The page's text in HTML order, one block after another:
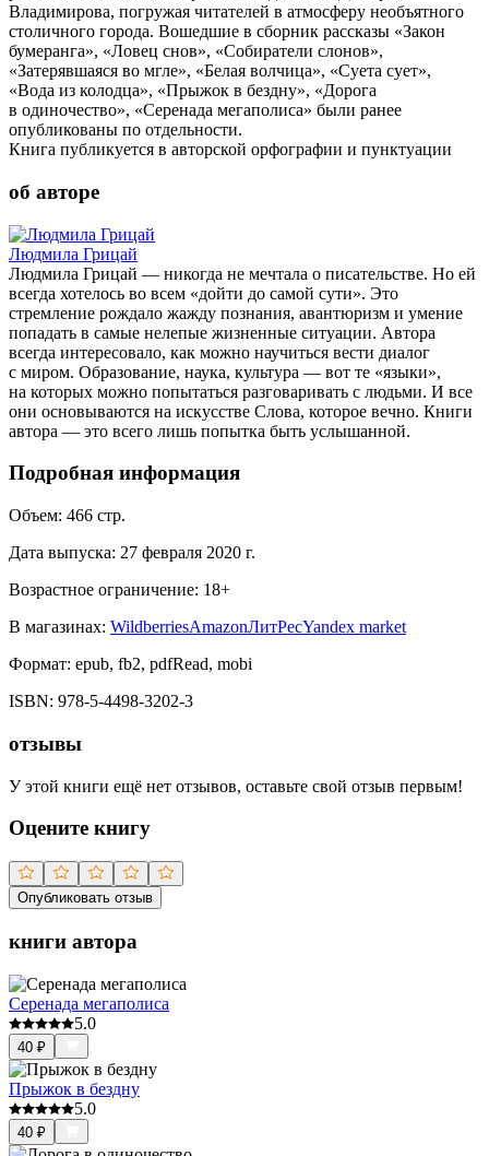
Владимирова, погружая читателей в атмосферу необъятного
столичного города. Вошедшие в сборник рассказы «Закон
бумеранга», «Ловец снов», «Собиратели слонов»,
«Затерявшаяся во мгле», «Белая волчица», «Суета сует»,
«Вода из колодца», «Прыжок в бездну», «Дорога
в одиночество», «Серенада мегаполиса» были ранее
опубликованы по отдельности.
Книга публикуется в авторской орфографии и пунктуации
об авторе
Людмила Грицай
Людмила Грицай — никогда не мечтала о писательстве. Но ей
всегда хотелось во всем «дойти до самой сути». Это
стремление рождало жажду познания, авантюризм и умение
попадать в самые нелепые жизненные ситуации. Автора
всегда интересовало, как можно научиться вести диалог
с миром. Образование, наука, культура — вот те «языки»,
на которых можно попытаться разговаривать с людьми. И все
они основываются на искусстве Слова, которое вечно. Книги
автора — это всего лишь попытка быть услышанной.
Подробная информация
Объем: 466 стр.
Дата выпуска: 27 февраля 2020 г.
Возрастное ограничение: 18+
В магазинах: WildberriesAmazonЛитРесYandex market
Формат: epub, fb2, pdfRead, mobi
ISBN: 978-5-4498-3202-3
отзывы
У этой книги ещё нет отзывов, оставьте свой отзыв первым!
Оцените книгу
Опубликовать отзыв
книги автора
Серенада мегаполиса
5.0
40 ₽
Прыжок в бездну
5.0
40 ₽